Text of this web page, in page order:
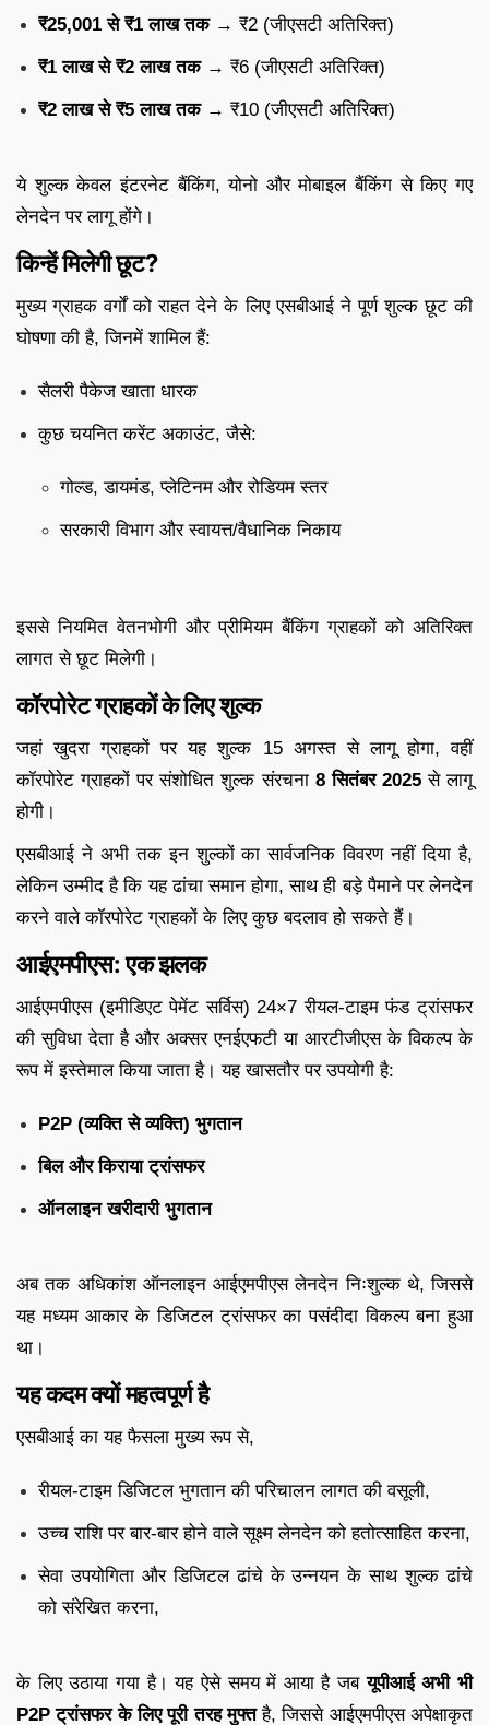
₹25,001 से ₹1 लाख तक→ ₹2 (जीएसटी अतिरिक्त)
₹1 लाख से ₹2 लाख तक→ ₹6 (जीएसटी अतिरिक्त)
₹2 लाख से ₹5 लाख तक→ ₹10 (जीएसटी अतिरिक्त)
ये शुल्क केवल इंटरनेट बैंकिंग, योनो और मोबाइल बैंकिंग से किए गए
लेनदेन पर लागू होंगे।
किन्हें मिलेगी छूट?
मुख्य ग्राहक वर्गों को राहत देने के लिए एसबीआई ने पूर्ण शुल्क छूट की
घोषणा की है, जिनमें शामिल हैं:
सैलरी पैकेज खाता धारक
कुछ चयनित करेंट अकाउंट, जैसे:
गोल्ड, डायमंड, प्लेटिनम और रोडियम स्तर
सरकारी विभाग और स्वायत्त/वैधानिक निकाय
इससे नियमित वेतनभोगी और प्रीमियम बैंकिंग ग्राहकों को अतिरिक्त
लागत से छूट मिलेगी।
कॉरपोरेट ग्राहकों के लिए शुल्क
जहां खुदरा ग्राहकों पर यह शुल्क 15 अगस्त से लागू होगा, वहीं
कॉरपोरेट ग्राहकों पर संशोधित शुल्क संरचना 8 सितंबर 2025से लागू
होगी।
एसबीआई ने अभी तक इन शुल्कों का सार्वजनिक विवरण नहीं दिया है,
लेकिन उम्मीद है कि यह ढांचा समान होगा, साथ ही बड़े पैमाने पर लेनदेन
करने वाले कॉरपोरेट ग्राहकों के लिए कुछ बदलाव हो सकते हैं।
आईएमपीएस: एक झलक
आईएमपीएस (इमीडिएट पेमेंट सर्विस) 24×7 रीयल-टाइम फंड ट्रांसफर
की सुविधा देता है और अक्सर एनईएफटी या आरटीजीएस के विकल्प के
रूप में इस्तेमाल किया जाता है। यह खासतौर पर उपयोगी है:
P2P (व्यक्ति से व्यक्ति) भुगतान
बिल और किराया ट्रांसफर
ऑनलाइन खरीदारी भुगतान
अब तक अधिकांश ऑनलाइन आईएमपीएस लेनदेन निःशुल्क थे, जिससे
यह मध्यम आकार के डिजिटल ट्रांसफर का पसंदीदा विकल्प बना हुआ
था।
यह कदम क्यों महत्वपूर्ण है
एसबीआई का यह फैसला मुख्य रूप से,
रीयल-टाइम डिजिटल भुगतान की परिचालन लागत की वसूली,
उच्च राशि पर बार-बार होने वाले सूक्ष्म लेनदेन को हतोत्साहित करना,
सेवा उपयोगिता और डिजिटल ढांचे के उन्नयन के साथ शुल्क ढांचे
को संरेखित करना,
के लिए उठाया गया है। यह ऐसे समय में आया है जबयूपीआई अभी भी
P2P ट्रांसफर के लिए पूरी तरह मुफ्तहै, जिससे आईएमपीएस अपेक्षाकृत